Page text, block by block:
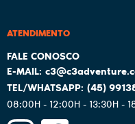
ATENDIMENTO
(45)
08:00H - 12:00H - 13:30H -